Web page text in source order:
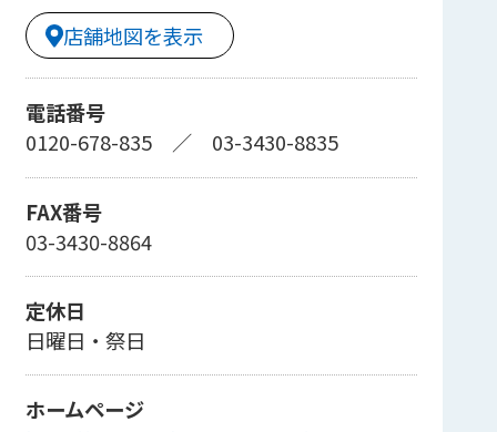
店舗地図を表示
電話番号
0120-678-835／ 03-3430-8835
FAX番号
03-3430-8864
定休日
日曜日・祭日
ホームページ